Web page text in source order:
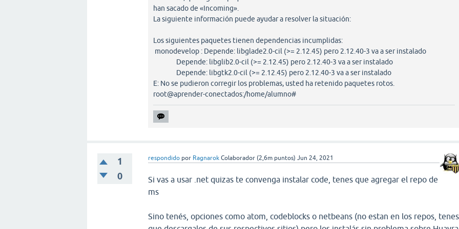
han sacado de «Incoming».
La siguiente información puede ayudar a resolver la situación:
Los siguientes paquetes tienen dependencias incumplidas:
monodevelop : Depende: libglade2.0-cil (>= 2.12.45) pero 2.12.40-3 va a ser instalado
Depende: libglib2.0-cil (>= 2.12.45) pero 2.12.40-3 va a ser instalado
Depende: libgtk2.0-cil (>= 2.12.45) pero 2.12.40-3 va a ser instalado
E: No se pudieron corregir los problemas, usted ha retenido paquetes rotos.
root@aprender-conectados:/home/alumno#
1
0
respondido por Ragnarok Colaborador (2,6m puntos) Jun 24, 2021
Si vas a usar .net quizas te convenga instalar code, tenes que agregar el repo de
ms
Sino tenés, opciones como atom, codeblocks o netbeans (no estan en los repos, tenes